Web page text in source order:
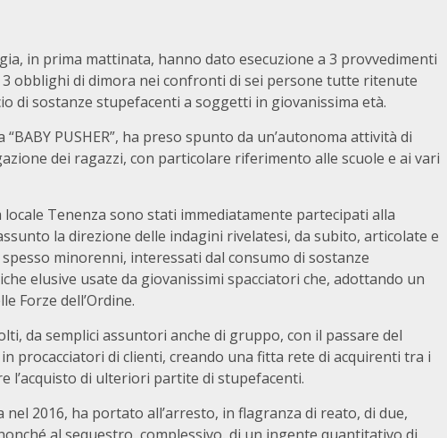
in prima mattinata, hanno dato esecuzione a 3 provvedimenti
obblighi di dimora nei confronti di sei persone tutte ritenute
di sostanze stupefacenti a soggetti in giovanissima età.
PUSHER”, ha preso spunto da un’autonoma attività di
dei ragazzi, con particolare riferimento alle scuole e ai vari
Tenenza sono stati immediatamente partecipati alla
la direzione delle indagini rivelatesi, da subito, articolate e
minorenni, interessati dal consumo di sostanze
elusive usate da giovanissimi spacciatori che, adottando un
Forze dell’Ordine.
da semplici assuntori anche di gruppo, con il passare del
procacciatori di clienti, creando una fitta rete di acquirenti tra i
l’acquisto di ulteriori partite di stupefacenti.
2016, ha portato all’arresto, in flagranza di reato, di due,